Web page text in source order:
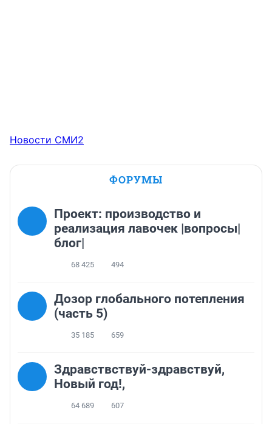
Новости СМИ2
ФОРУМЫ
Проект: производство и
реализация лавочек |вопросы|
блог|
68 425 494
Дозор глобального потепления
(часть 5)
35 185 659
Здравствствуй-здравствуй,
Новый год!,
64 689 607